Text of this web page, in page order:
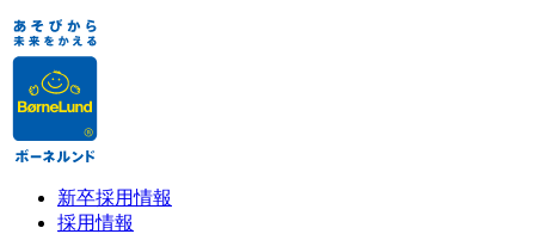
新卒採用情報
採用情報